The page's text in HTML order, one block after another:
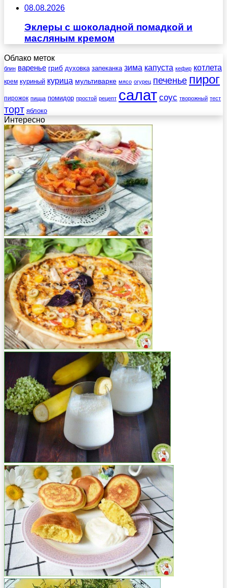
08.08.2026
Эклеры с шоколадной помадкой и
масляным кремом
Облако меток
блин варенье гриб духовка запеканка зима капуста кефир котлета
крем куриный курица мультиварке мясо огурец печенье пирог
пирожок пицца помидор простой рецепт салат соус творожный тест
торт яблоко
Интересно